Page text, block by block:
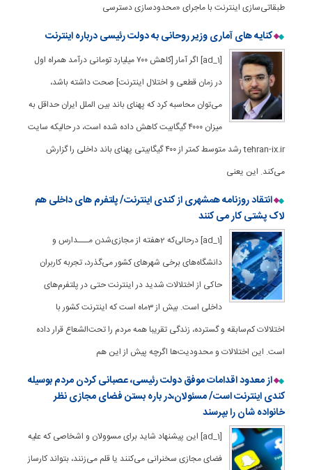
طبقاتی‌سازی اینترنت با ماجرای «محدودسازی دسترسی
کنایه های آماری وزیر روحانی به دولت رئیسی درباره اینترنت
[ad_1] اگر آمار [کاهش ۷۰۰ میلیارد تومانی درآمد همراه اول
در زمان قطعی و اختلال اینترنت] صحت داشته باشد،
می‌توان محاسبه کرد که پهنای باند بین الملل ایران حداقل به
میزان ۴۰۰۰ گیگابیت کاهش داده شده است، در حالیکه سایت
tehran-ix.ir رشد متوسط کمتر از ۴۰۰ گیگابیتی پهنای باند داخلی را گزارش
می‌کند. این یعنی
انتقاد روزنامه همشهری از کندی اینترنت/ پلتفرم های داخلی هم
لاک پشتی کار می کنند
[ad_1] درحالی‌که 2هفته از مجازی‌شدن مـــدارس و
دانشگاه‌های برخی شهرهای کشور می‌گذرد، تجربه کاربران
حاکی از اختلالات شدید در اینترنت حتی در پلتفرم‌های
داخلی است. بیش از 3ماه است که اینترنت کشور با
اختلالات کم‌سابقه و گسترده، زندگی تقریبا همه مردم را تحت‌الشعاع قرار داده
است. این اختلالات و محدودیت‌ها اگرچه پیش از این هم
از معدود اقدامات موفق دولت رئیسی، عصبانی کردن مردم بوسیله
کندی اینترنت است/ مسئولان،در باره بستن فضای مجازی نظر
خانواده شان را بپرسند
[ad_1] این پیشنهاد شاید برای مسوولان و اشخاصی که علیه
فضای مجازی سخنرانی می‌کنند یا قلم می‌زنند، بتواند کارساز